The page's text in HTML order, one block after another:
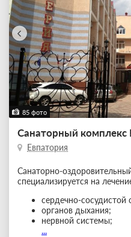
85 фото
Санаторный комплекс
Евпатория
Санаторно-
специализируется на
сердечно-сосудистой
органов дыхания;
нервной системы;
...